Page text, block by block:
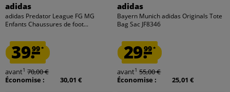
adidas
adidas Predator League FG MG
Enfants Chaussures de foot...
39.99*
avant1 70,00 €
Économise :
30,01 €
adidas
Bayern Munich adidas Originals Tote
Bag Sac JF8346
29.99*
avant1 55,00 €
Économise :
25,01 €